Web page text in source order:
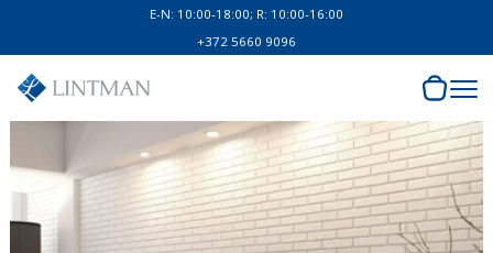
E-N: 10:00-18:00; R: 10:00-16:00
+372 5660 9096